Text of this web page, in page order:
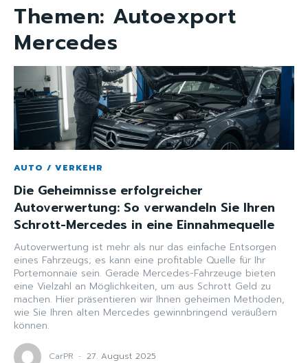
Themen: Autoexport
Mercedes
AUTO / VERKEHR
Die Geheimnisse erfolgreicher
Autoverwertung: So verwandeln Sie Ihren
Schrott-Mercedes in eine Einnahmequelle
Autoverwertung ist mehr als nur das einfache Entsorgen
eines Fahrzeugs; es kann eine profitable Quelle für Ihr
Portemonnaie sein. Gerade Mercedes-Fahrzeuge bieten
eine Vielzahl an Möglichkeiten, um aus Schrott Geld zu
machen. Hier präsentieren wir Ihnen geheimen Methoden,
wie Sie Ihren alten Mercedes gewinnbringend veräußern
können.
CarPR - 27. August 2025